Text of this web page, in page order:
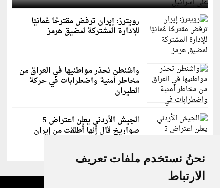
نحنُ نستخدم ملفات تعريف
الارتباط
رويترز: إيران ترفض مقترحًا عُمانيًا
للإدارة المشتركة لمضيق هرمز
واشنطن تحذر مواطنيها في العراق من
مخاطر أمنية واضطرابات في حركة
الطيران
الجيش الأردني يعلن اعتراض 5
صواريخ قال إنها أُطلقت من إيران